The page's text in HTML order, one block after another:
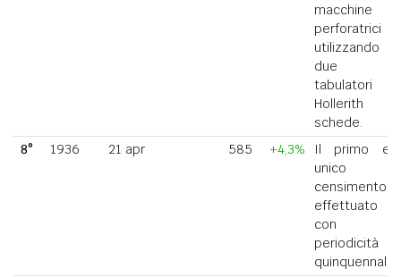
macchine
perforatrici
utilizzando
due
tabulatori
Hollerith a
schede.
8°
1936 21 apr 585 +4,3%
Il primo ed
unico
censimento
effettuato
con
periodicità
quinquennale.